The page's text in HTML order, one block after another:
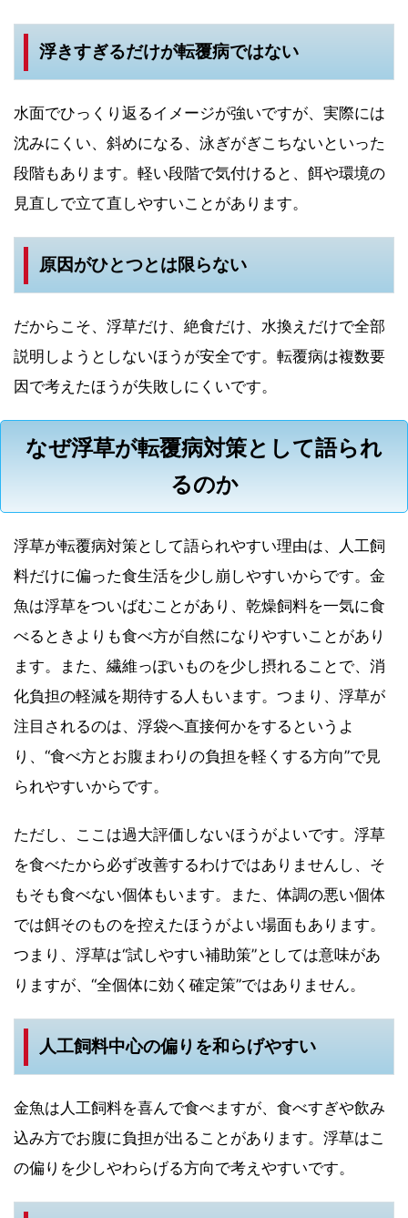
浮きすぎるだけが転覆病ではない
水面でひっくり返るイメージが強いですが、実際には
沈みにくい、斜めになる、泳ぎがぎこちないといった
段階もあります。軽い段階で気付けると、餌や環境の
見直しで立て直しやすいことがあります。
原因がひとつとは限らない
だからこそ、浮草だけ、絶食だけ、水換えだけで全部
説明しようとしないほうが安全です。転覆病は複数要
因で考えたほうが失敗しにくいです。
なぜ浮草が転覆病対策として語られ
るのか
浮草が転覆病対策として語られやすい理由は、人工飼
料だけに偏った食生活を少し崩しやすいからです。金
魚は浮草をついばむことがあり、乾燥飼料を一気に食
べるときよりも食べ方が自然になりやすいことがあり
ます。また、繊維っぽいものを少し摂れることで、消
化負担の軽減を期待する人もいます。つまり、浮草が
注目されるのは、浮袋へ直接何かをするというよ
り、“食べ方とお腹まわりの負担を軽くする方向”で見
られやすいからです。
ただし、ここは過大評価しないほうがよいです。浮草
を食べたから必ず改善するわけではありませんし、そ
もそも食べない個体もいます。また、体調の悪い個体
では餌そのものを控えたほうがよい場面もあります。
つまり、浮草は“試しやすい補助策”としては意味があ
りますが、“全個体に効く確定策”ではありません。
人工飼料中心の偏りを和らげやすい
金魚は人工飼料を喜んで食べますが、食べすぎや飲み
込み方でお腹に負担が出ることがあります。浮草はこ
の偏りを少しやわらげる方向で考えやすいです。